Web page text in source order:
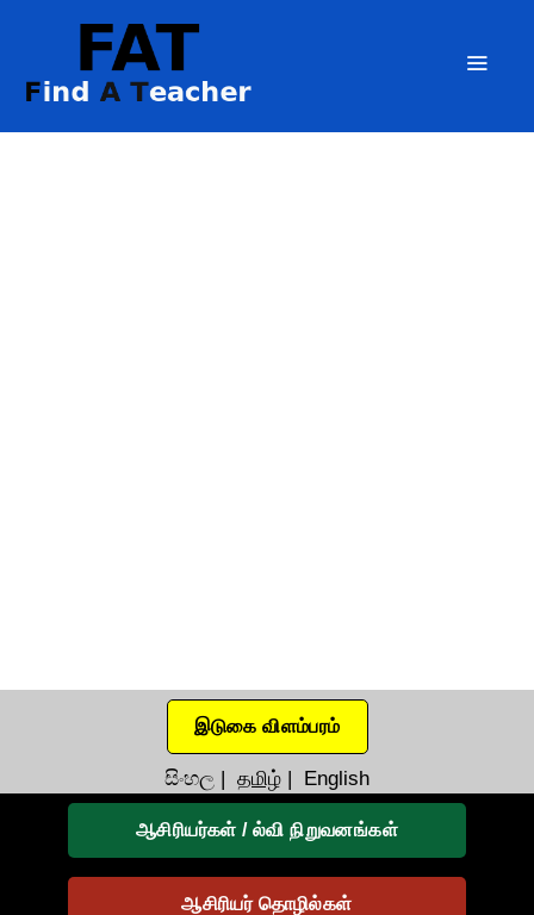
இடுகை விளம்பரம்
සිංහල | தமிழ் | English
ஆசிரியர்கள் / ல்வி நிறுவனங்கள்
ஆசிரியர் தொழில்கள்